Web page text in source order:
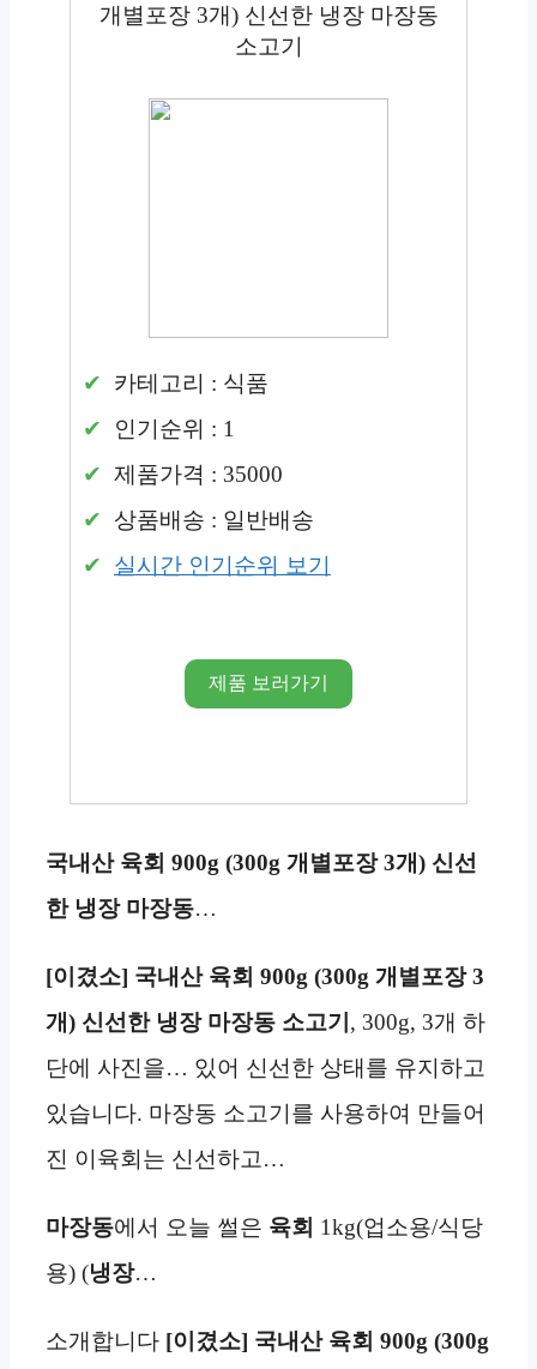
개별포장 3개) 신선한 냉장 마장동
소고기
카테고리 : 식품
인기순위 : 1
제품가격 : 35000
상품배송 : 일반배송
실시간 인기순위 보기
제품 보러가기
국내산 육회 900g (300g 개별포장 3개) 신선
한 냉장 마장동…
[이겼소] 국내산 육회 900g (300g 개별포장 3
개) 신선한 냉장 마장동 소고기 , 300g, 3개 하
단에 사진을… 있어 신선한 상태를 유지하고
있습니다. 마장동 소고기를 사용하여 만들어
진 이육회는 신선하고…
마장동에서 오늘 썰은 육회 1kg(업소용/식당
용) (냉장…
소개합니다 [이겼소] 국내산 육회 900g (300g